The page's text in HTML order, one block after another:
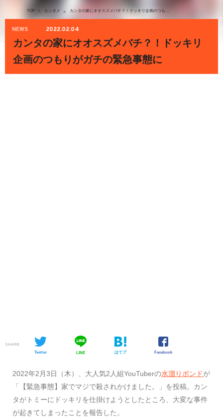
TOP > エンタメ > カンタの家にオオスズメバチ？！ドッキリ企画のつもりがガチの緊急事態に
NEWS 2022.02.04
カンタの家にオオスズメバチ？！ドッキリ
企画のつもりがガチの緊急事態に
SHARE
Twitter LINE はてブ Facebook
​​2022年2月3日（木）、大人気2人組YouTuberの水溜りボンドが
「【緊急事態】家でマジで殺されかけました。」を投稿。カン
タがトミーにドッキリを仕掛けようとしたところ、大変な事件
が起きてしまったことを報告した。